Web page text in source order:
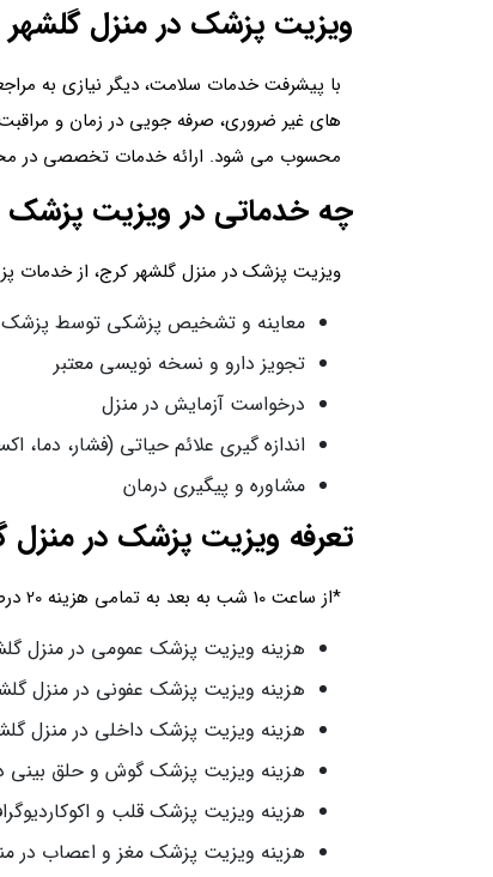
ویزیت پزشک در منزل گلشهر
با پیشرفت خدمات سلامت، دیگر نیازی به
های غیر ضروری، صرفه جویی در زمان و مراقبت
محسوب می شود. ارائه خدمات تخصصی در
چه خدماتی در ویزیت پزشک
ویزیت پزشک در منزل گلشهر کرج، از خدمات
معاینه و تشخیص پزشکی توسط
تجویز دارو و نسخه نویسی معتبر
درخواست آزمایش در منزل
اندازه گیری علائم حیاتی (فشار، دما،
مشاوره و پیگیری درمان
تعرفه ویزیت پزشک در منزل
*از ساعت 10 شب به بعد به تمامی هزینه 20 درصد اضافه می گردد*
هزینه ویزیت پزشک عمومی در منزل گلشهر کرج:
هزینه ویزیت پزشک عفونی در منزل گلشهر کرج:
هزینه ویزیت پزشک داخلی در منزل گلشهر کرج:
هزینه ویزیت پزشک گوش و حلق بینی در منزل گلشهر
هزینه ویزیت پزشک قلب و اکوکاردیوگرافی در منزل
هزینه ویزیت پزشک مغز و اعصاب در منزل گلشهر کرج: